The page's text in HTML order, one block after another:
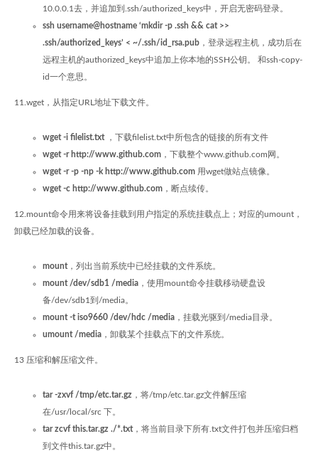
10.0.0.1去，并追加到.ssh/authorized_keys中，开启无密码登录。
ssh username@hostname ‘mkdir -p .ssh && cat >>
.ssh/authorized_keys’ < ~/.ssh/id_rsa.pub ，登录远程主机，成功后在
远程主机的authorized_keys中追加上你本地的SSH公钥。 和ssh-copy-
id一个意思。
11.wget，从指定URL地址下载文件。
wget -i filelist.txt，下载filelist.txt中所包含的链接的所有文件
wget -r http://www.github.com ，下载整个www.github.com网。
wget -r -p -np -k http://www.github.com 用wget做站点镜像。
wget -c http://www.github.com ，断点续传。
12.mount命令用来将设备挂载到用户指定的系统挂载点上；对应的umount，
卸载已经加载的设备。
mount，列出当前系统中已经挂载的文件系统。
mount /dev/sdb1 /media ，使用mount命令挂载移动硬盘设
备/dev/sdb1到/media。
mount -t iso9660 /dev/hdc /media ，挂载光驱到/media目录。
umount /media ，卸载某个挂载点下的文件系统。
13 压缩和解压缩文件。
tar -zxvf /tmp/etc.tar.gz ，将/tmp/etc.tar.gz文件解压缩
在/usr/local/src 下。
tar zcvf this.tar.gz ./*.txt，将当前目录下所有.txt文件打包并压缩归档
到文件this.tar.gz中。